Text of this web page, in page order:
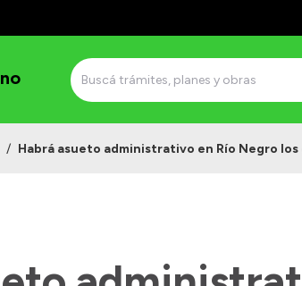
/ Habrá asueto administrativo en Río Negro los